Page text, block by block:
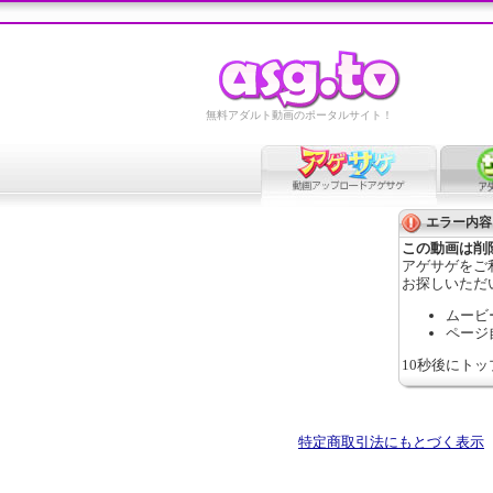
無料アダルト動画のポータルサイト！
エラー内容
この動画は削
アゲサゲをご
お探しいただ
ムービ
ページ
10秒後にト
特定商取引法にもとづく表示